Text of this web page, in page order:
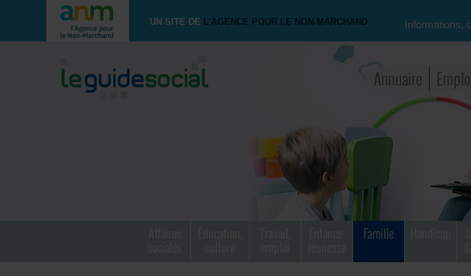
UN SITE DE L'AGENCE POUR LE NON-MARCHAND Informations,
Annuaire
Famille